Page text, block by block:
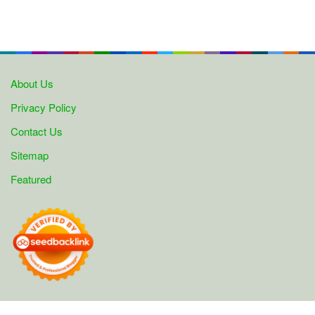
About Us
Privacy Policy
Contact Us
Sitemap
Featured